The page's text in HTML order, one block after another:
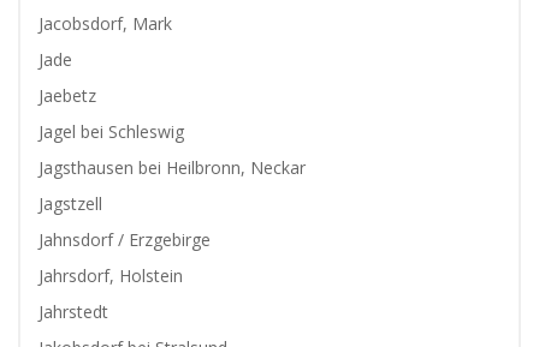
Jacobsdorf, Mark
Jade
Jaebetz
Jagel bei Schleswig
Jagsthausen bei Heilbronn, Neckar
Jagstzell
Jahnsdorf / Erzgebirge
Jahrsdorf, Holstein
Jahrstedt